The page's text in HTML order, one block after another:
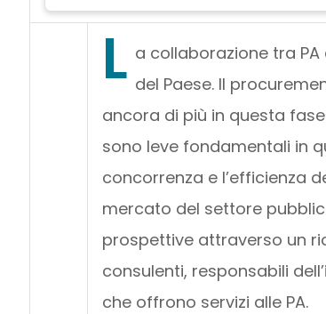
L a collaborazione tra
del Paese. Il
ancora di più in questa
sono leve fondamentali in
concorrenza e l’efficienza
mercato del settore
prospettive attraverso un
consulenti, responsabili
che offrono servizi alle PA.